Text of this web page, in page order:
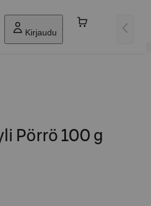
Kirjaudu
Pörrö 100 g